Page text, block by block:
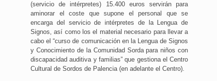
(servicio de intérpretes) 15.400 euros servirán para
aminorar el coste que supone el personal que se
encarga del servicio de intérpretes de la Lengua de
Signos, así como los el material necesario para llevar a
cabo el “curso de comunicación en la Lengua de Signos
y Conocimiento de la Comunidad Sorda para niños con
discapacidad auditiva y familias” que gestiona el Centro
Cultural de Sordos de Palencia (en adelante el Centro).